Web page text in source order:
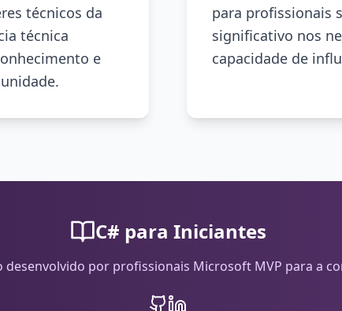
técnicos da
técnica
e
para profissionais
significativo nos
capacidade de
C# para Iniciantes
desenvolvido por profissionais Microsoft MVP para a